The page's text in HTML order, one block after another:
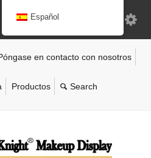
en contacto con nosotros
Productos
Español